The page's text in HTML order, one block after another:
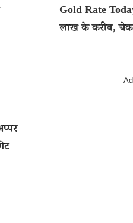
Gold Rate
लाख के करीब,
का रेट